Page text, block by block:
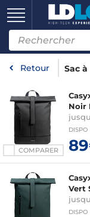
Retour Sac
COMPARER
Noir
DISPO
Vert
DISPO